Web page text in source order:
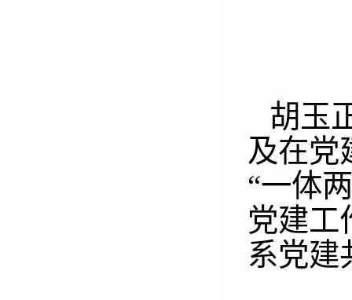
胡玉
及在党
“一体
党建工
系党建